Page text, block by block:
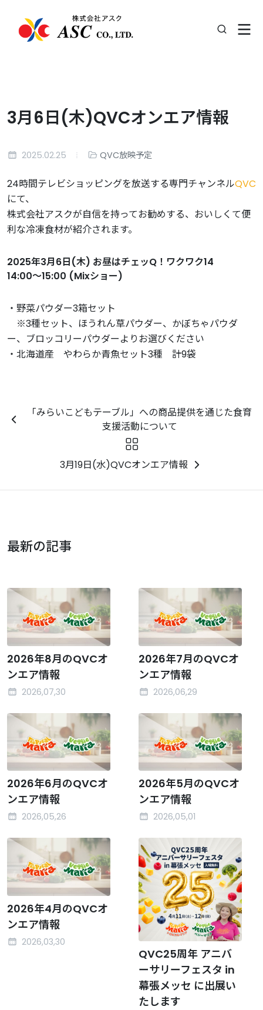
3月6日(木)QVCオンエア情報
2025.02.25 QVC放映予定
24時間テレビショッピングを放送する専門チャンネルQVC
にて、
株式会社アスクが自信を持ってお勧めする、おいしくて便
利な冷凍食材が紹介されます。
2025年3月6日(木) お昼はチェッQ！ワクワク14
14:00～15:00 (Mixショー)
・野菜パウダー3箱セット
※3種セット、ほうれん草パウダー、かぼちゃパウダ
ー、ブロッコリーパウダーよりお選びください
・北海道産 やわらか青魚セット3種 計9袋
「みらいこどもテーブル」への商品提供を通じた食育
支援活動について
3月19日(水)QVCオンエア情報
最新の記事
2026年8月のQVCオ
ンエア情報
2026,07,30
2026年7月のQVCオ
ンエア情報
2026,06,29
2026年6月のQVCオ
ンエア情報
2026,05,26
2026年5月のQVCオ
ンエア情報
2026,05,01
2026年4月のQVCオ
ンエア情報
2026,03,30
QVC25周年 アニバ
ーサリーフェスタ in
幕張メッセ に出展い
たします